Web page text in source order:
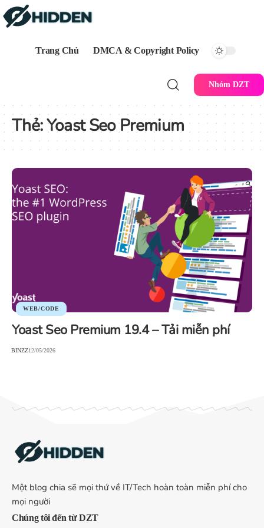
Trang Chủ DMCA & Copyright Policy
Nhóm DZT
Thẻ:Yoast Seo Premium
WEB/CODE
Yoast Seo Premium 19.4 – Tải miễn phí
BINZZ12/05/2026
Một blog chia sẽ mọi thứ về IT/Tech hoàn toàn miễn phí cho
mọi người
Chúng tôi đến từ DZT